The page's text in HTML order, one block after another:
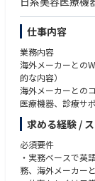
仕事内容
業務内容
海外メーカーとの
的な内容）
海外メーカーとの
医療機器、診療サ
一般消費者向け美
美容医療レーザー
い信頼獲得。
美容・医療用機器
の品質保証業務を
求める経験 /
必須要件
・実務ベースで英
務、海外メーカー